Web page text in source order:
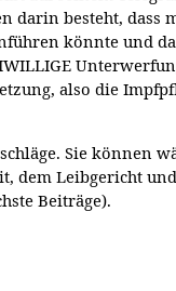
darin besteht, dass
könnte und
also die
Sie können
dem Leibgericht
Beiträge).